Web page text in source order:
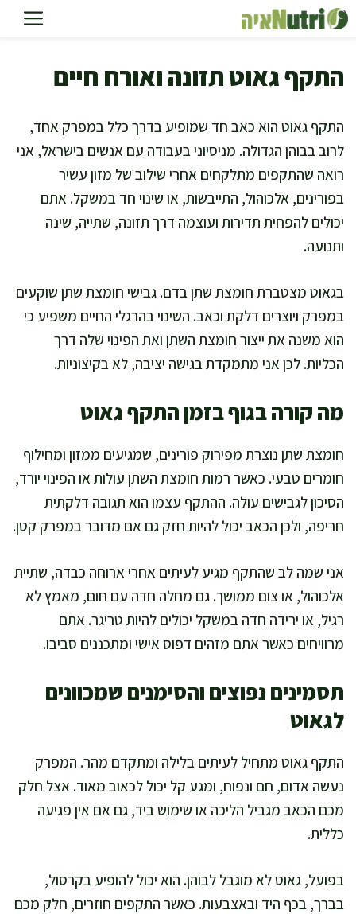
לדלג
לתוכן
התקף גאוט תזונה ואורח חיים
התקף גאוט הוא כאב חד שמופיע בדרך כלל במפרק אחד,
לרוב בבוהן הגדולה. מניסיוני בעבודה עם אנשים בישראל, אני
רואה שהתקפים מתלקחים אחרי שילוב של מזון עשיר
בפורינים, אלכוהול, התייבשות, או שינוי חד במשקל. אתם
יכולים להפחית תדירות ועוצמה דרך תזונה, שתייה, שינה
ותנועה.
בגאוט מצטברת חומצת שתן בדם. גבישי חומצת שתן שוקעים
במפרק ויוצרים דלקת וכאב. השינוי בהרגלי החיים משפיע כי
הוא משנה את ייצור חומצת השתן ואת הפינוי שלה דרך
הכליות. לכן אני מתמקדת בגישה יציבה, לא בקיצוניות.
מה קורה בגוף בזמן התקף גאוט
חומצת שתן נוצרת מפירוק פורינים, שמגיעים ממזון ומחילוף
חומרים טבעי. כאשר רמות חומצת השתן עולות או הפינוי יורד,
הסיכון לגבישים עולה. ההתקף עצמו הוא תגובה דלקתית
חריפה, ולכן הכאב יכול להיות חזק גם אם מדובר במפרק קטן.
אני שמה לב שהתקף מגיע לעיתים אחרי ארוחה כבדה, שתיית
אלכוהול, או צום ממושך. גם מחלה חדה עם חום, מאמץ לא
רגיל, או ירידה חדה במשקל יכולים להיות טריגר. אתם
מרוויחים כאשר אתם מזהים דפוס אישי ומתכננים סביבו.
תסמינים נפוצים והסימנים שמכוונים
לגאוט
התקף גאוט מתחיל לעיתים בלילה ומתקדם מהר. המפרק
נעשה אדום, חם ונפוח, ומגע קל יכול לכאוב מאוד. אצל חלק
מכם הכאב מגביל הליכה או שימוש ביד, גם אם אין פגיעה
כללית.
בפועל, גאוט לא מוגבל לבוהן. הוא יכול להופיע בקרסול,
בברך, בכף היד ובאצבעות. כאשר התקפים חוזרים, חלק מכם